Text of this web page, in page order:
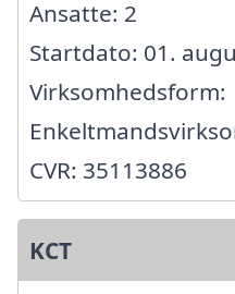
Ansatte: 2
Startdato: 01.
Virksomhedsform:
CVR: 35113886
KCT